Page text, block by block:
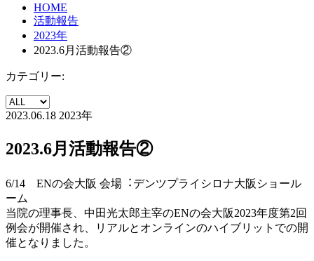
HOME
活動報告
2023年
2023.6月活動報告②
カテゴリー:
2023.06.18 2023年
2023.6月活動報告②
6/14 ENの会大阪 会場︓デンツプライシロナ大阪ショール
ーム
当院の理事長、中田光太郎主宰のENの会大阪2023年度第2回
例会が開催され、リアルとオンラインのハイブリットでの開
催となりました。